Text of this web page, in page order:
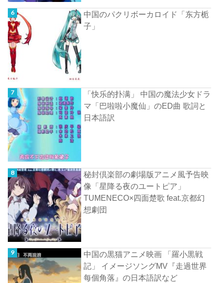
中国のパクリボーカロイド「东方栀
子」
「快乐的扑满」 中国の魔法少女ドラ
マ「巴啦啦小魔仙」のED曲 歌詞と
日本語訳
秘封倶楽部の劇場版アニメ風予告映
像「星降る夜のユートピア」
TUMENECO×四面楚歌 feat.京都幻
想劇団
中国の黒猫アニメ映画 「羅小黒戦
記」 イメージソングMV『走過世界
每個角落』の日本語訳など